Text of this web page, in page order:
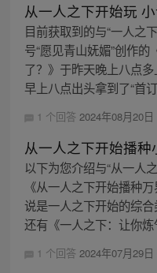
从一人之下开始玩
目前获取到的与“一人之
号“愿见青山妩媚”创作
了？》于昨天晚上八点
早上八点出头拿到了“首
1 个回答 2024年08月20日
从一人之下开始播种
以下为您介绍与“从一人
《从一人之下开始播种
说是一人之下开始的综
还有《一人之下：让你
1 个回答 2024年07月29日